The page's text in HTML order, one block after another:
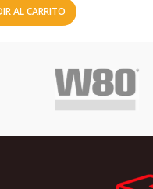
AL CARRITO